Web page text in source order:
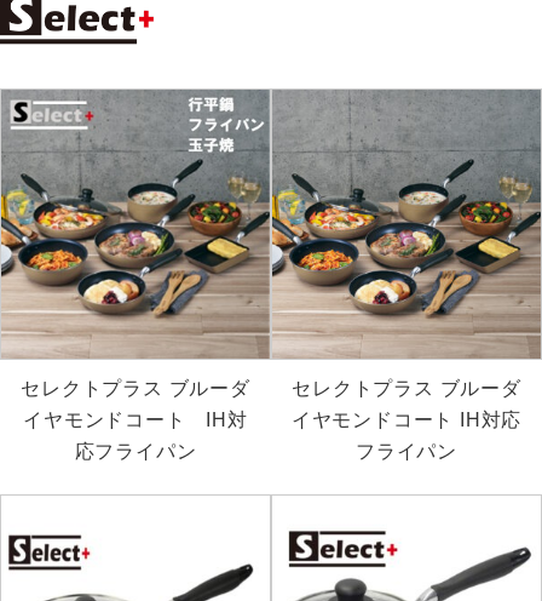
セレクトプラス ブルーダ
イヤモンドコート IH対
応フライパン
セレクトプラス ブルーダ
イヤモンドコート IH対応
フライパン